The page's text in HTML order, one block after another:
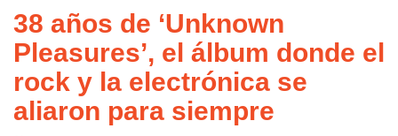
38 años de ‘Unknown
Pleasures’, el álbum donde el
rock y la electrónica se
aliaron para siempre